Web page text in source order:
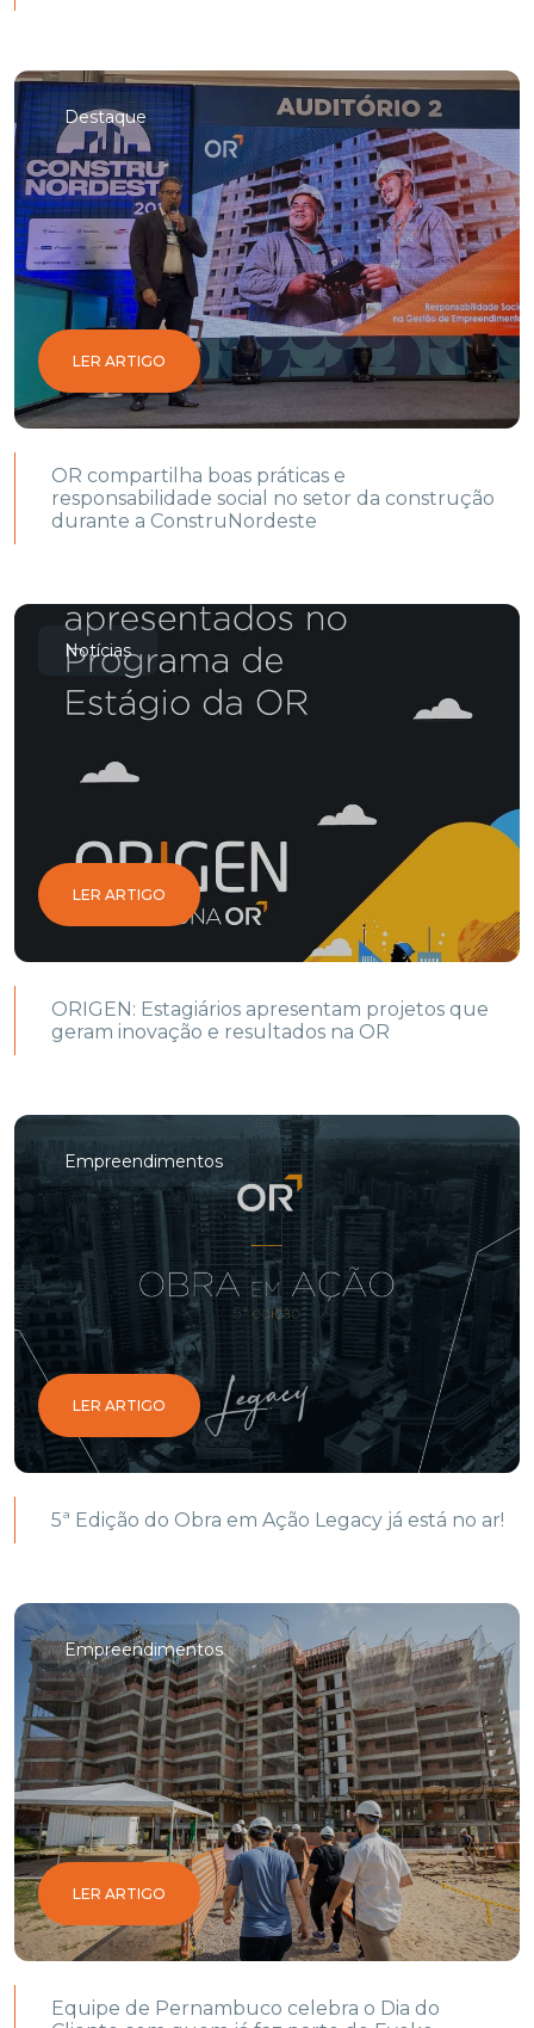
Destaque
LER ARTIGO
OR compartilha boas práticas e
responsabilidade social no setor da construção
durante a ConstruNordeste
Notícias
LER ARTIGO
ORIGEN: Estagiários apresentam projetos que
geram inovação e resultados na OR
Empreendimentos
LER ARTIGO
5ª Edição do Obra em Ação Legacy já está no ar!
Empreendimentos
LER ARTIGO
Equipe de Pernambuco celebra o Dia do